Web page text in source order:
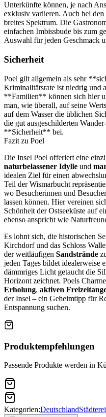
Unterkünfte können, je nach
exklusiv variieren. Auch bei
breites Spektrum. Die
einfachen Imbissbude bis zum
Auswahl für jeden Geschmack
Sicherheit
Poel gilt allgemein als sehr
Kriminalitätsrate ist niedrig
**Familien** können sich hier
man, wie überall, auf seine
auf dem Wasser die üblichen
die gut ausgeschilderten
**Sicherheit** bei.
Fazit zu Poel
Die Insel Poel offeriert eine
naturbelassener Idylle und
idealen Ziel für einen
Teil der Wismarbucht
wo Besucherinnen und
lassen können. Hier vereinen
Schönheit der Ostseeküste auf
ebenso anspricht wie
Es lohnt sich, die historischen
Kirchdorf und das Schloss
der weitläufigen Sandstrände
jeden Tages bildet idealerweise
dämmriges Licht getaucht die
Horizont zeichnet. Poels
Erholung, aktiven
der Insel – ein Geheimtipp für
Entspannung suchen.
Produktempfehlungen
Passende Produkte werden in
Kategorien:Deutschland